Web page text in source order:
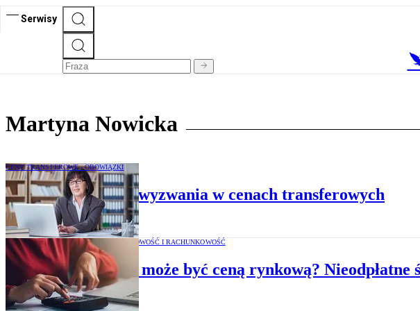
Serwisy
Martyna Nowicka
CENY TRANSFEROWE - OBOWIĄZKI
Nowy rok to nowe wyzwania w cenach transferowych
PODATKI, KSIĘGOWOŚĆ I RACHUNKOWOŚĆ
Czy 0 zł może być ceną rynkową?